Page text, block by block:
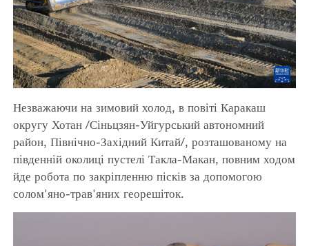
Незважаючи на зимовий холод, в повіті Каракаш
округу Хотан /Сіньцзян-Уйгурський автономний
район, Північно-Західний Китай/, розташованому на
південній околиці пустелі Такла-Макан, повним ходом
йде робота по закріпленню пісків за допомогою
солом'яно-трав'яних георешіток.